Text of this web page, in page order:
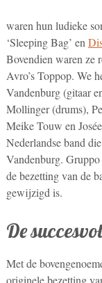
waren hun ludieke
‘Sleeping Bag’ en
Bovendien waren ze
Avro’s Toppop. We
Vandenburg (gitaar
Mollinger (drums),
Meike Touw en
Nederlandse band
Vandenburg.
de bezetting van de
gewijzigd is.
De
Met de
originele bezetting